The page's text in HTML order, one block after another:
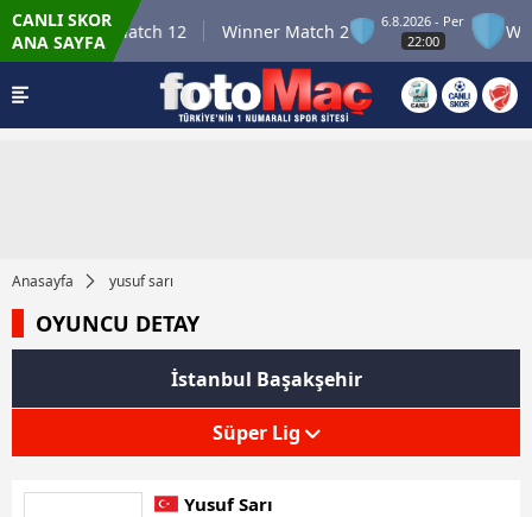
CANLI SKOR
ANA SAYFA
Winner Match 12 Winner Match 2
6.8.2026 - Per
22:00
Anasayfa yusuf sarı
OYUNCU DETAY
İstanbul Başakşehir
Süper Lig
Yusuf Sarı